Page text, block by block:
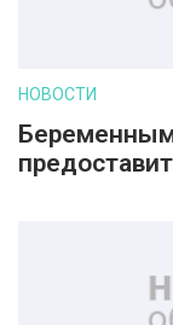
НОВОСТИ